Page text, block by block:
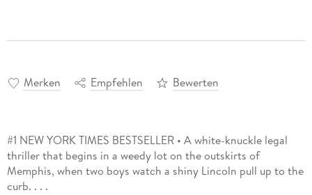
Merken Empfehlen Bewerten
#1 NEW YORK TIMES BESTSELLER • A white-knuckle legal
thriller that begins in a weedy lot on the outskirts of
Memphis, when two boys watch a shiny Lincoln pull up to the
curb. . . .